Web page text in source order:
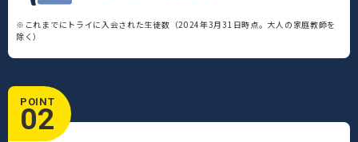
※これまでにトライに入会された生徒数（2024年3月31日時点。大人の家庭教師を
除く）
POINT
02